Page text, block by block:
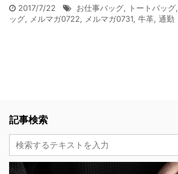
2017/7/22 お仕事バッグ, トートバッグ,
ッグ, メルマガ0722, メルマガ0731, 牛革, 通勤
記事検索